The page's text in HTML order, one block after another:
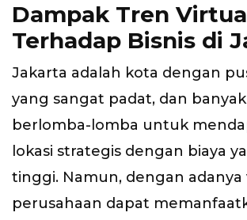
Dampak Tren
Terhadap Bisnis di
Jakarta adalah kota dengan
yang sangat padat, dan
berlomba-lomba untuk
lokasi strategis dengan biaya
tinggi. Namun, dengan
perusahaan dapat